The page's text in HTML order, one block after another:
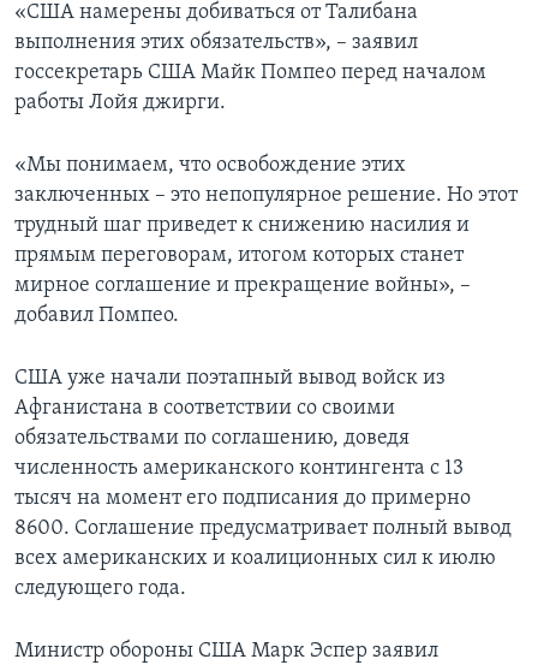
«США намерены добиваться от Талибана
выполнения этих обязательств», – заявил
госсекретарь США Майк Помпео перед началом
работы Лойя джирги.
«Мы понимаем, что освобождение этих
заключенных – это непопулярное решение. Но этот
трудный шаг приведет к снижению насилия и
прямым переговорам, итогом которых станет
мирное соглашение и прекращение войны», –
добавил Помпео.
США уже начали поэтапный вывод войск из
Афганистана в соответствии со своими
обязательствами по соглашению, доведя
численность американского контингента с 13
тысяч на момент его подписания до примерно
8600. Соглашение предусматривает полный вывод
всех американских и коалиционных сил к июлю
следующего года.
Министр обороны США Марк Эспер заявил